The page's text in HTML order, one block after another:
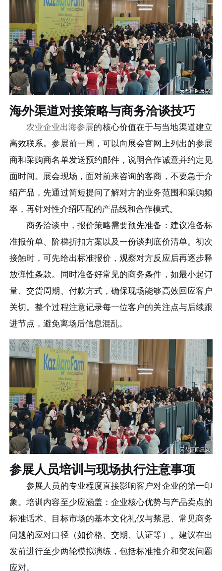
海外渠道对接策略与商务洽谈技巧
农业企业出海参展的核心价值在于与当地渠道建立
高效联系。参展前一周，可以向展会官网上列出的参展
商和采购商名单发送预约邮件，说明合作诚意并约定见
面时间。展会现场，面对前来咨询的客商，不要急于介
绍产品，先通过简短提问了解对方的业务范围和采购频
率，再针对性介绍匹配的产品线和合作模式。
商务洽谈中，报价策略需要预先准备：建议准备标
准报价单、阶梯折扣方案以及一份谈判底价清单。初次
接触时，可先给出标准报价，观察对方反应后再逐步释
放弹性条款。同时准备好常见的商务条件，如最小起订
量、交货周期、付款方式，确保现场能够高效回应客户
关切。整个过程注意记录每一位客户的关注点与后续跟
进节点，避免离场后信息混乱。
参展人员培训与现场执行注意事项
参展人员的专业程度直接影响客户对企业的第一印
象。培训内容至少应涵盖：企业核心优势与产品卖点的
标准话术、目标市场的基本文化礼仪与禁忌、常见商务
问题的应对口径（如价格、交期、认证等）。建议在出
发前进行至少两轮模拟演练，包括标准推介和突发问题
应对。